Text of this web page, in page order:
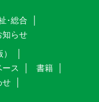
･総合
知らせ
ス
書籍
せ